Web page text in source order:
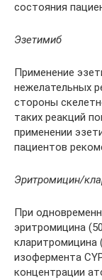
состояния
Эзетимиб
Применение
нежелательных
стороны
таких реакций
применении
пациентов
Эритромицин/
При
эритромицина
кларитромицина
изофермента
концентрации